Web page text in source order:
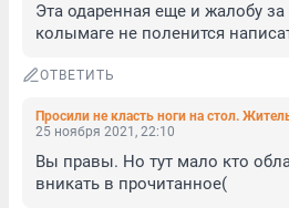
Эта одаренная еще и жалобу за
колымаге не поленится
ОТВЕТИТЬ
25 ноября 2021, 22:10
Вы правы. Но тут мало кто
вникать в прочитанное(